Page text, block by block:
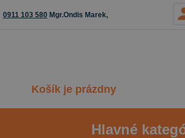
0911 103 580 Mgr.Ondis Marek,
Košík je prázdny
Hlavné